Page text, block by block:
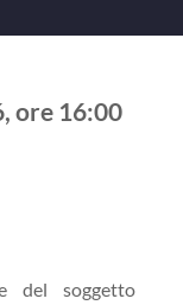
ore 16:00
del soggetto